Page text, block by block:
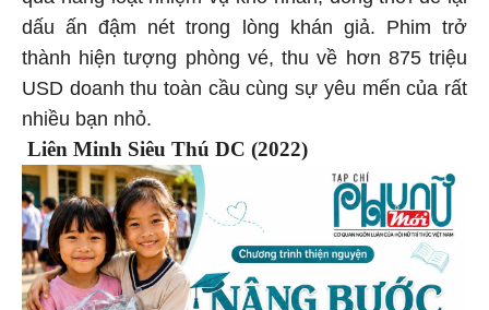
dấu ấn đậm nét trong lòng khán giả. Phim trở
thành hiện tượng phòng vé, thu về hơn 875 triệu
USD doanh thu toàn cầu cùng sự yêu mến của rất
nhiều bạn nhỏ.
Liên Minh Siêu Thú DC (2022)